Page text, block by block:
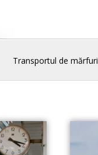
Transportul de mărfuri